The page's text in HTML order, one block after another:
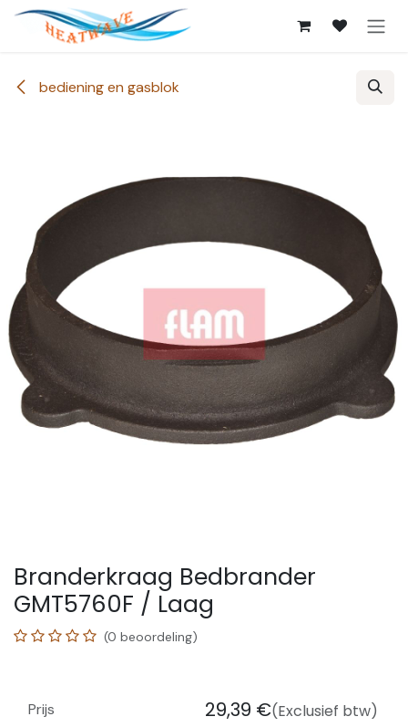
Overslaan naar inhoud
bediening en gasblok
Branderkraag Bedbrander
GMT5760F / Laag
(0 beoordeling)
Prijs 29,39 €(Exclusief btw)